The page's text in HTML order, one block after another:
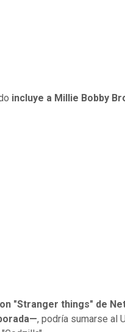
incluye a Millie Bobby
"Stranger things" de
, podría sumarse al